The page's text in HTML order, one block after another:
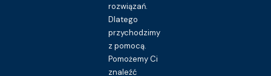
rozwiązań.
Dlatego
przychodzimy
z pomocą.
Pomożemy Ci
znaleźć